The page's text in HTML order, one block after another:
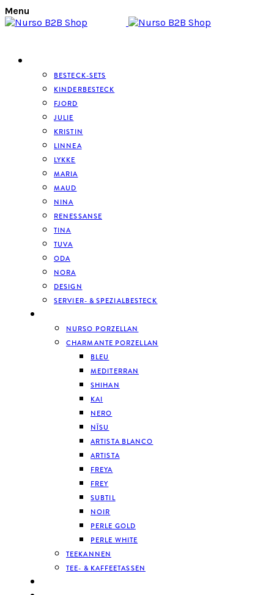
Menu
BESTECK-SETS
KINDERBESTECK
FJORD
JULIE
KRISTIN
LINNEA
LYKKE
MARIA
MAUD
NINA
RENESSANSE
TINA
TUVA
ODA
NORA
DESIGN
SERVIER- & SPEZIALBESTECK
NURSO PORZELLAN
CHARMANTE PORZELLAN
BLEU
MEDITERRAN
SHIHAN
KAI
NERO
NĪSU
ARTISTA BLANCO
ARTISTA
FREYA
FREY
SUBTIL
NOIR
PERLE GOLD
PERLE WHITE
TEEKANNEN
TEE- & KAFFEETASSEN